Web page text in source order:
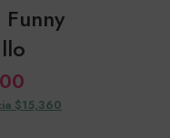
$15,360